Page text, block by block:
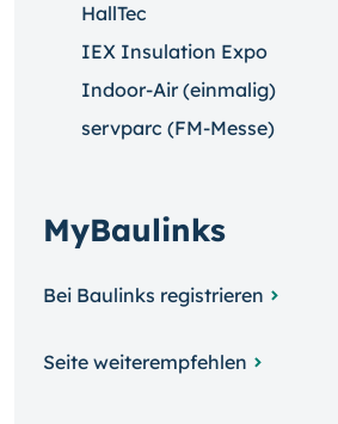
HallTec
IEX Insulation Expo
Indoor-Air (einmalig)
servparc (FM-Messe)
MyBaulinks
Bei Baulinks registrieren
Seite weiterempfehlen